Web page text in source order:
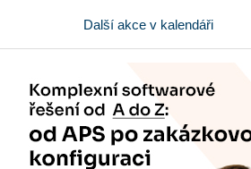
Další akce v kalendáři